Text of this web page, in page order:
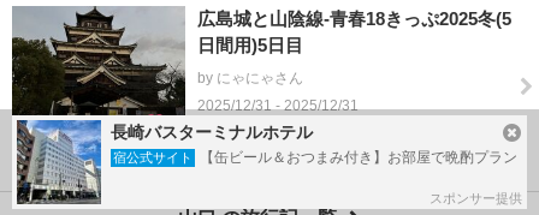
5
広島城と山陰線-青春18きっぷ2025冬(5
日間用)5日目
by にゃにゃさん
2025/12/31 - 2025/12/31
山陰線 # 広島城
長崎バスターミナルホテル
宿公式サイト 【缶ビール＆おつまみ付き】お部屋で晩酌プラン
スポンサー提供